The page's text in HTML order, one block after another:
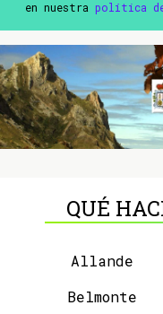
en nuestra política
QUÉ
Allande
Belmonte